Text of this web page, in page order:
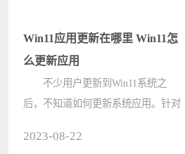
Win11应用更新在哪里 Win11怎
么更新应用
不少用户更新到Win11系统之
后，不知道如何更新系统应用。针对
2023-08-22